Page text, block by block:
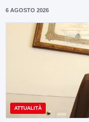
6 AGOSTO 2026
ATTUALITÀ